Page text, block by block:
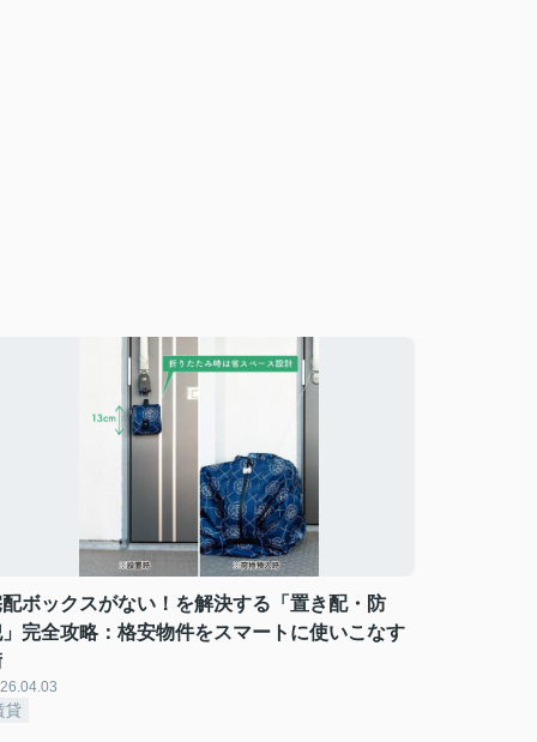
ボックスがない！を解決する「置き配・防
完全攻略：格安物件をスマートに使いこなす
貸